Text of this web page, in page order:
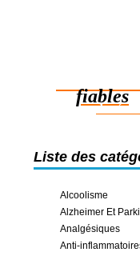
fiables
des
Liste des
Alcoolisme
Alzheimer Et
Analgésiques
Anti-